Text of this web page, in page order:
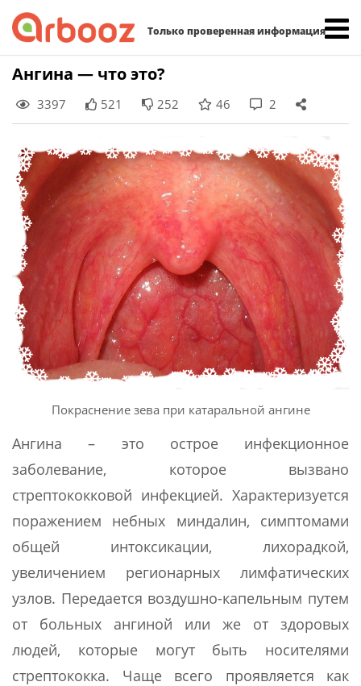
Только проверенная информация
Skip
content
Ангина — что это?
3397 521 252 46 2
Покраснение зева при катаральной ангине
Ангина – это острое инфекционное
заболевание, которое вызвано
стрептококковой инфекцией. Характеризуется
поражением небных миндалин, симптомами
общей интоксикации, лихорадкой,
увеличением регионарных лимфатических
узлов. Передается воздушно-капельным путем
от больных ангиной или же от здоровых
людей, которые могут быть носителями
стрептококка. Чаще всего проявляется как
Найти: